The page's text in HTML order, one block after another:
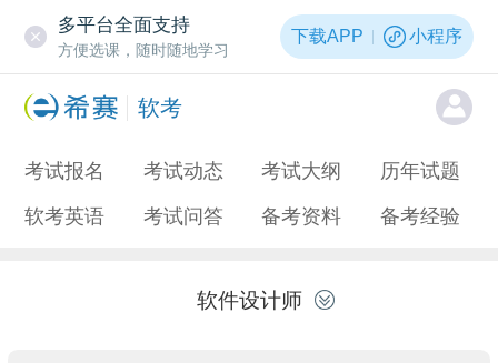
多平台全面支持
方便选课，随时随地学习
下载APP 小程序
软考
考试报名 考试动态 考试大纲 历年试题
软考英语 考试问答 备考资料 备考经验
软件设计师